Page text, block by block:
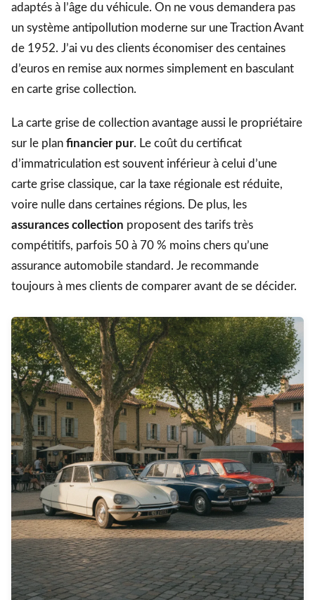
adaptés à l’âge du véhicule. On ne vous demandera pas
un système antipollution moderne sur une Traction Avant
de 1952. J’ai vu des clients économiser des centaines
d’euros en remise aux normes simplement en basculant
en carte grise collection.
La carte grise de collection avantage aussi le propriétaire
sur le plan financier pur. Le coût du certificat
d’immatriculation est souvent inférieur à celui d’une
carte grise classique, car la taxe régionale est réduite,
voire nulle dans certaines régions. De plus, les
assurances collection proposent des tarifs très
compétitifs, parfois 50 à 70 % moins chers qu’une
assurance automobile standard. Je recommande
toujours à mes clients de comparer avant de se décider.